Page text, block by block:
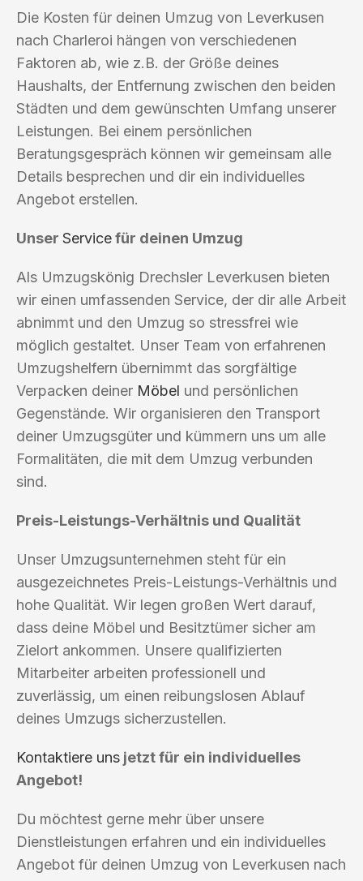
Die Kosten für deinen Umzug von Leverkusen
nach Charleroi hängen von verschiedenen
Faktoren ab, wie z.B. der Größe deines
Haushalts, der Entfernung zwischen den beiden
Städten und dem gewünschten Umfang unserer
Leistungen. Bei einem persönlichen
Beratungsgespräch können wir gemeinsam alle
Details besprechen und dir ein individuelles
Angebot erstellen.
Unser Servicefür deinen Umzug
Als Umzugskönig Drechsler Leverkusen bieten
wir einen umfassenden Service, der dir alle Arbeit
abnimmt und den Umzug so stressfrei wie
möglich gestaltet. Unser Team von erfahrenen
Umzugshelfern übernimmt das sorgfältige
Verpacken deiner Möbel und persönlichen
Gegenstände. Wir organisieren den Transport
deiner Umzugsgüter und kümmern uns um alle
Formalitäten, die mit dem Umzug verbunden
sind.
Preis-Leistungs-Verhältnis und Qualität
Unser Umzugsunternehmen steht für ein
ausgezeichnetes Preis-Leistungs-Verhältnis und
hohe Qualität. Wir legen großen Wert darauf,
dass deine Möbel und Besitztümer sicher am
Zielort ankommen. Unsere qualifizierten
Mitarbeiter arbeiten professionell und
zuverlässig, um einen reibungslosen Ablauf
deines Umzugs sicherzustellen.
Kontaktiere uns jetzt für ein individuelles
Angebot!
Du möchtest gerne mehr über unsere
Dienstleistungen erfahren und ein individuelles
Angebot für deinen Umzug von Leverkusen nach